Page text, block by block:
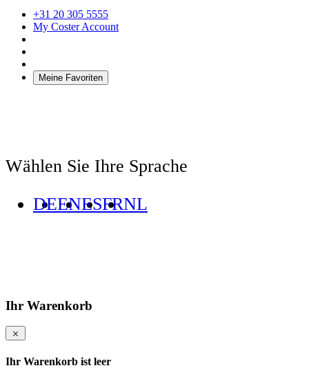
+31 20 305 5555
My Coster Account
Meine Favoriten
Wählen Sie Ihre Sprache
DEENESFRNL
Ihr Warenkorb
Ihr Warenkorb ist leer